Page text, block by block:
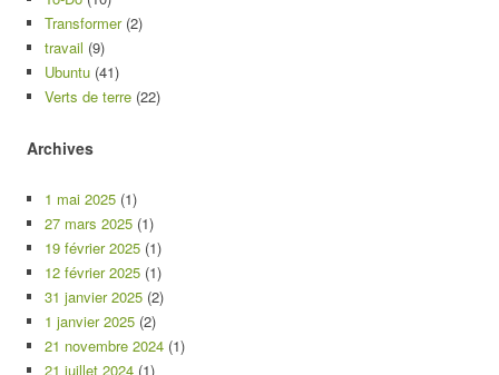
Transformer(2)
travail (9)
Ubuntu (41)
Verts de terre (22)
Archives
1 mai 2025 (1)
27 mars 2025 (1)
19 février 2025 (1)
12 février 2025 (1)
31 janvier 2025 (2)
1 janvier 2025 (2)
21 novembre 2024 (1)
21 juillet 2024 (1)